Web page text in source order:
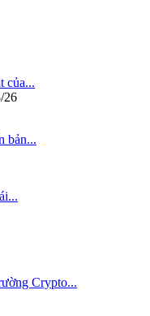
của...
26
bản...
Crypto...